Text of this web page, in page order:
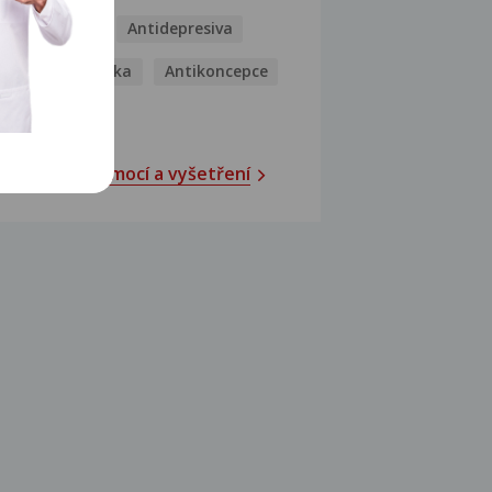
Antibiotika Antidepresiva
Antihistaminika Antikoncepce
Katalog nemocí a vyšetření